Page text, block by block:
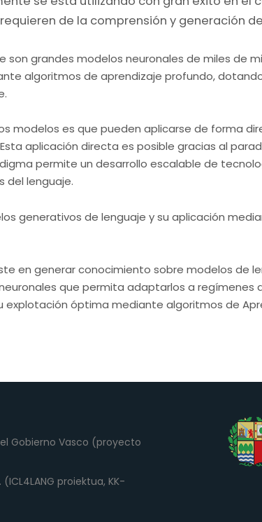
de la comprensión y generación
son grandes modelos neuronales de miles de
algoritmos de aprendizaje profundo,
modelos es que pueden aplicarse de forma
aplicación directa es posible gracias al
permite un desarrollo escalable de
del lenguaje.
generativos de lenguaje y su aplicación
en generar conocimiento sobre modelos de
que permita adaptarlos a
óptima mediante algoritmos de
Gobierno Vasco (proyecto
proiektua, KK-